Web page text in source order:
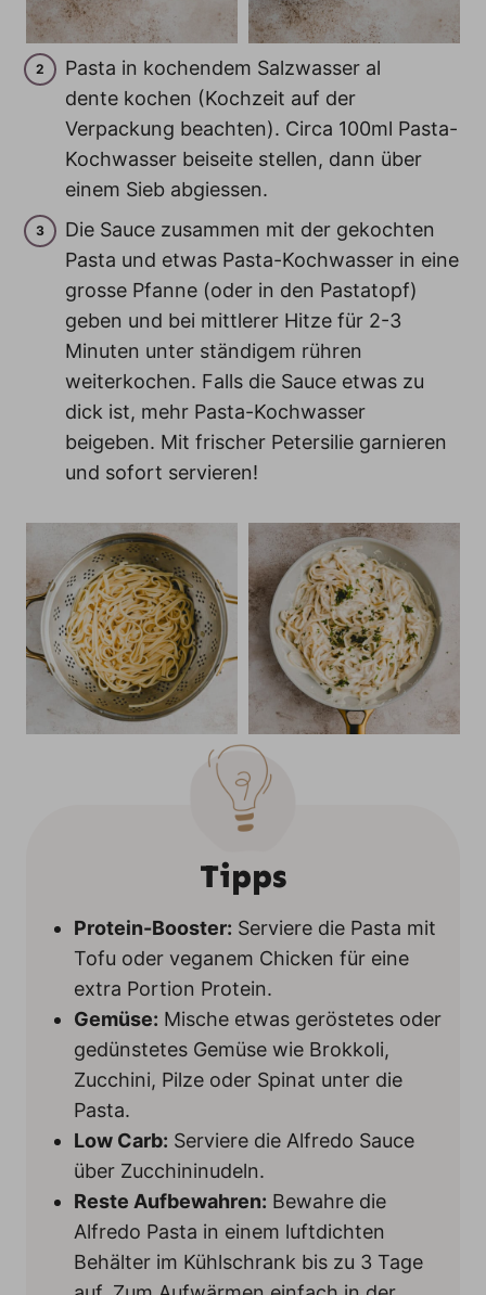
Pasta in kochendem Salzwasser al
dente kochen (Kochzeit auf der
Verpackung beachten). Circa 100ml Pasta-
Kochwasser beiseite stellen, dann über
einem Sieb abgiessen.
Die Sauce zusammen mit der gekochten
Pasta und etwas Pasta-Kochwasser in eine
grosse Pfanne (oder in den Pastatopf)
geben und bei mittlerer Hitze für 2-3
Minuten unter ständigem rühren
weiterkochen. Falls die Sauce etwas zu
dick ist, mehr Pasta-Kochwasser
beigeben. Mit frischer Petersilie garnieren
und sofort servieren!
Tipps
Protein-Booster: Serviere die Pasta mit
Tofu oder veganem Chicken für eine
extra Portion Protein.
Gemüse: Mische etwas geröstetes oder
gedünstetes Gemüse wie Brokkoli,
Zucchini, Pilze oder Spinat unter die
Pasta.
Low Carb: Serviere die Alfredo Sauce
über Zucchininudeln.
Reste Aufbewahren: Bewahre die
Alfredo Pasta in einem luftdichten
Behälter im Kühlschrank bis zu 3 Tage